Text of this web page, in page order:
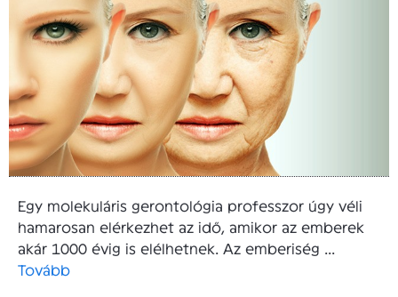
Egy molekuláris gerontológia professzor úgy véli
hamarosan elérkezhet az idő, amikor az emberek
akár 1000 évig is elélhetnek. Az emberiség ...
Tovább